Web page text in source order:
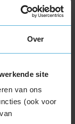
Over
site
van ons
(ook voor